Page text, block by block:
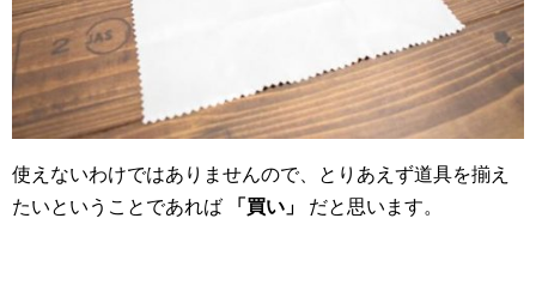
使えないわけではありませんので、とりあえず道具を揃え
たいということであれば
「買い」 だと思います。